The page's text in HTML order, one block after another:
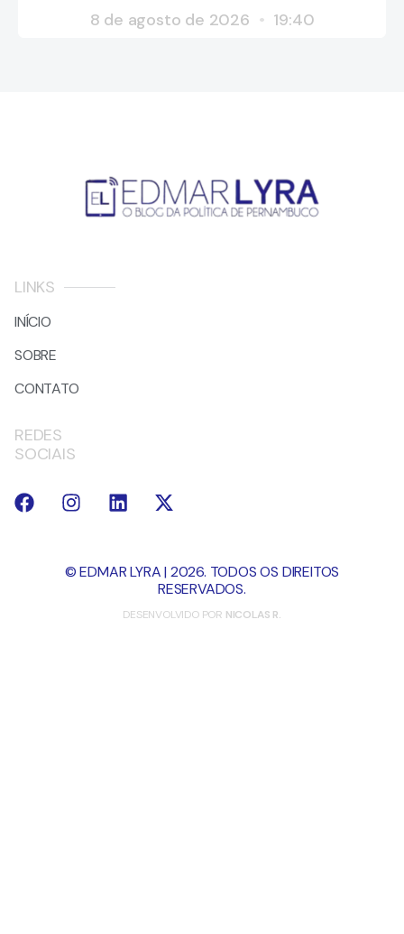
8 de agosto de 2026
19:40
LINKS
INÍCIO
SOBRE
CONTATO
REDES
SOCIAIS
© EDMAR LYRA | 2026. TODOS OS DIREITOS
RESERVADOS.
DESENVOLVIDO POR NICOLAS R.